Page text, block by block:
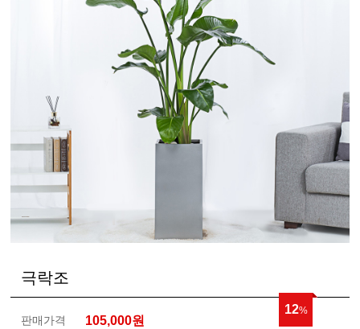
극락조
12%
판매가격 105,000원